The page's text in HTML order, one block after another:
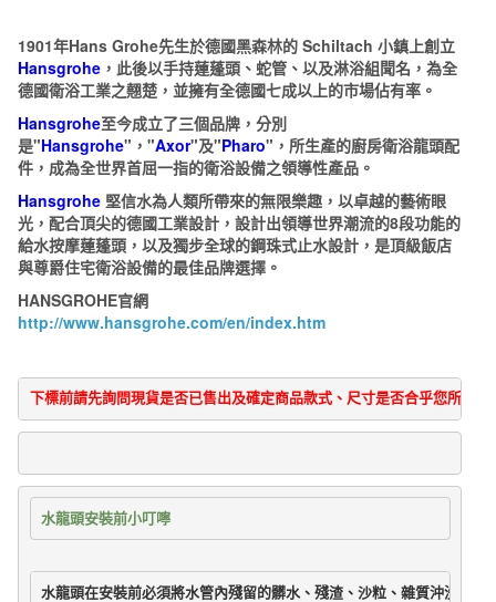
18020
數
量
1901年Hans Grohe先生於德國黑森林的 Schiltach 小鎮上創立
Hansgrohe ，此後以手持蓮蓬頭、蛇管、以及淋浴組聞名，為全
德國衛浴工業之翹楚，並擁有全德國七成以上的市場佔有率。
Hansgrohe至今成立了三個品牌，分別
是"Hansgrohe"，"Axor"及"Pharo"，所生產的廚房衛浴龍頭配
件，成為全世界首屈一指的衛浴設備之領導性產品。
Hansgrohe 堅信水為人類所帶來的無限樂趣，以卓越的藝術眼
光，配合頂尖的德國工業設計，設計出領導世界潮流的8段功能的
給水按摩蓮蓬頭，以及獨步全球的鋼珠式止水設計，是頂級飯店
與尊爵住宅衛浴設備的最佳品牌選擇。
HANSGROHE官網
http://www.hansgrohe.com/en/index.htm
下標前請先詢問現貨是否已售出及確定商品款式、尺寸是否合乎您所需求
水龍頭安裝前小叮嚀
水龍頭在安裝前必須將水管內殘留的髒水、殘渣、沙粒、雜質沖洗乾淨